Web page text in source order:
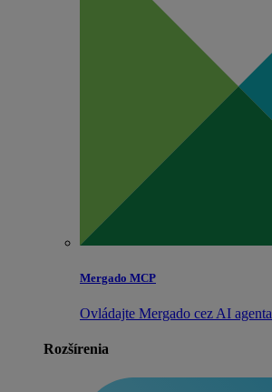
Mergado MCP
Ovládajte Mergado cez AI agenta
Rozšírenia